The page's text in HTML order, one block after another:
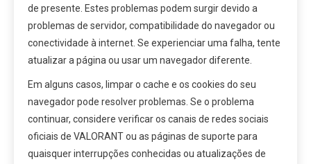
de presente. Estes problemas podem surgir devido a
problemas de servidor, compatibilidade do navegador ou
conectividade à internet. Se experienciar uma falha, tente
atualizar a página ou usar um navegador diferente.
Em alguns casos, limpar o cache e os cookies do seu
navegador pode resolver problemas. Se o problema
continuar, considere verificar os canais de redes sociais
oficiais de VALORANT ou as páginas de suporte para
quaisquer interrupções conhecidas ou atualizações de